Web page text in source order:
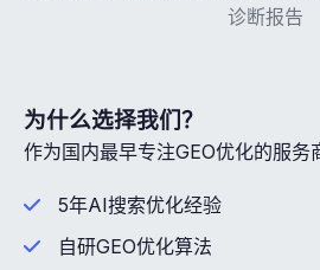
诊断报告
为什么选择我们？
作为国内最早专注GEO优化的服务
5年AI搜索优化经验
自研GEO优化算法